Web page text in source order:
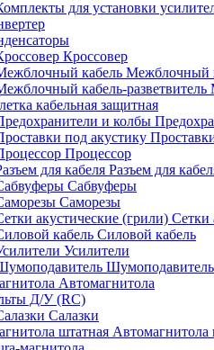
Кроссовер
Межблочный
кабельная защитная
Процессор
Разъем для
Сабвуферы
Саморезы
Сетки
Силовой кабель
Усилители
Шумоподавитель
Автомагнитола
Д/У (RC)
Салазки
Автомагнитола